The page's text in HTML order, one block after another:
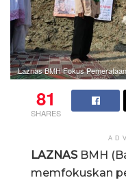
Laznas BMH Fokus
81
SHARES
LAZNASBMH
memfokuskan